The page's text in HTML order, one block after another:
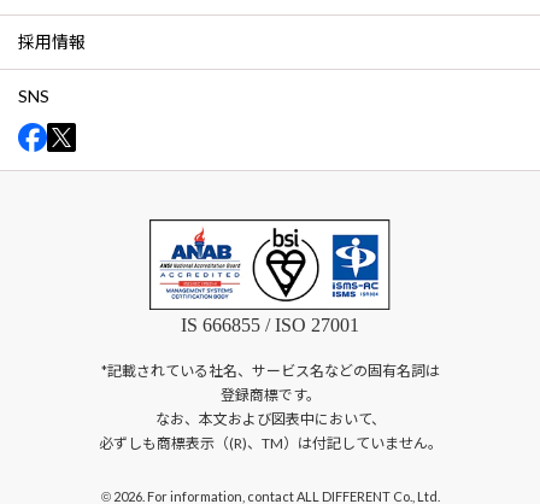
採用情報
SNS
IS 666855 / ISO 27001
*記載されている社名、サービス名などの固有名詞は
登録商標です。
なお、本文および図表中において、
必ずしも商標表示（(R)、TM）は付記していません。
©2026. For information, contact ALL DIFFERENT Co., Ltd.